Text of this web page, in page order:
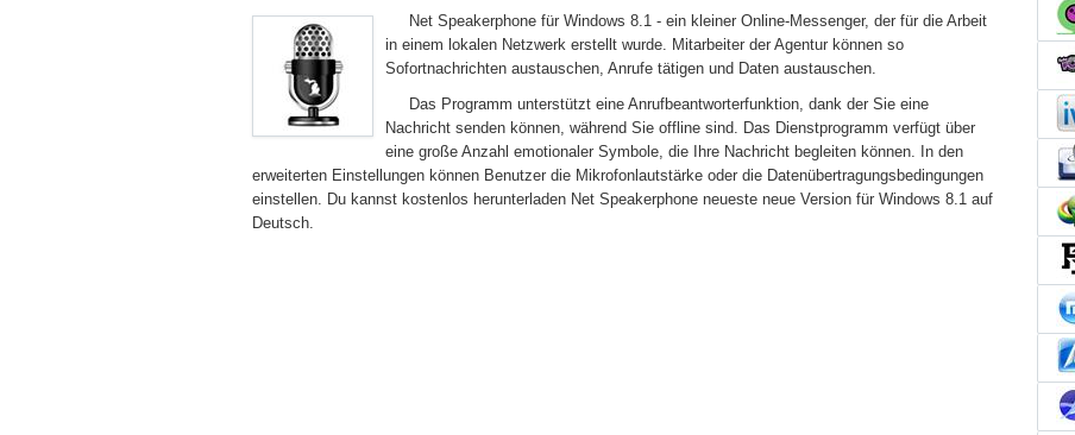
Net Speakerphone für Windows 8.1 - ein kleiner Online-Messenger, der für die Arbeit
in einem lokalen Netzwerk erstellt wurde. Mitarbeiter der Agentur können so
Sofortnachrichten austauschen, Anrufe tätigen und Daten austauschen.
Das Programm unterstützt eine Anrufbeantworterfunktion, dank der Sie eine
Nachricht senden können, während Sie offline sind. Das Dienstprogramm verfügt über
eine große Anzahl emotionaler Symbole, die Ihre Nachricht begleiten können. In den
erweiterten Einstellungen können Benutzer die Mikrofonlautstärke oder die Datenübertragungsbedingungen
einstellen. Du kannst kostenlos herunterladen Net Speakerphone neueste neue Version für Windows 8.1 auf
Deutsch.